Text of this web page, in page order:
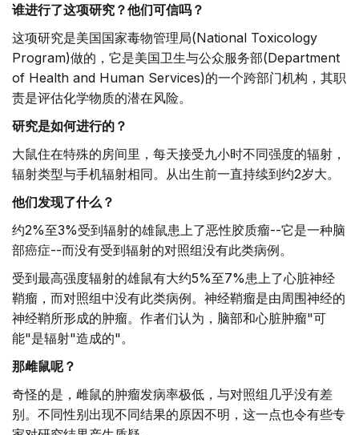
谁进行了这项研究？他们可信吗？
这项研究是美国国家毒物管理局(National Toxicology
Program)做的，它是美国卫生与公众服务部(Department
of Health and Human Services)的一个跨部门机构，其职
责是评估化学物质的潜在风险。
研究是如何进行的？
大鼠住在特殊的房间里，每天接受九小时不同强度的辐射，
辐射类型与手机辐射相同。从出生前一直持续到约2岁大。
他们发现了什么？
约2%至3%受到辐射的雄鼠患上了恶性胶质瘤--它是一种脑
部癌症--而没有受到辐射的对照组没有此类病例。
受到最高强度辐射的雄鼠有大约5%至7%患上了心脏神经
鞘瘤，而对照组中没有此类病例。神经鞘瘤是由周围神经的
神经鞘所形成的肿瘤。作者们认为，脑部和心脏肿瘤"可
能"是辐射"造成的"。
那雌鼠呢？
奇怪的是，雌鼠的肿瘤发病率极低，与对照组几乎没有差
别。不同性别出现不同结果的原因不明，这一点也令有些专